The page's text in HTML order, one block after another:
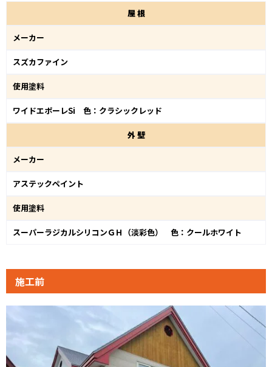
屋根
メーカー
スズカファイン
使用塗料
ワイドエポーレSi 色：クラシックレッド
外壁
メーカー
アステックペイント
使用塗料
スーパーラジカルシリコンＧＨ（淡彩色） 色：クールホワイト
施工前